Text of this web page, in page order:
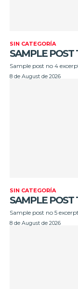
SIN CATEGORÍA
SAMPLE POST
Sample post no 4
8 de August de 2026
SIN CATEGORÍA
SAMPLE POST
Sample post no 5 excerpt.
8 de August de 2026